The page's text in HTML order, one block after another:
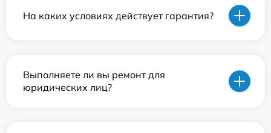
На каких условиях действует гарантия?
Выполняете ли вы ремонт для
юридических лиц?